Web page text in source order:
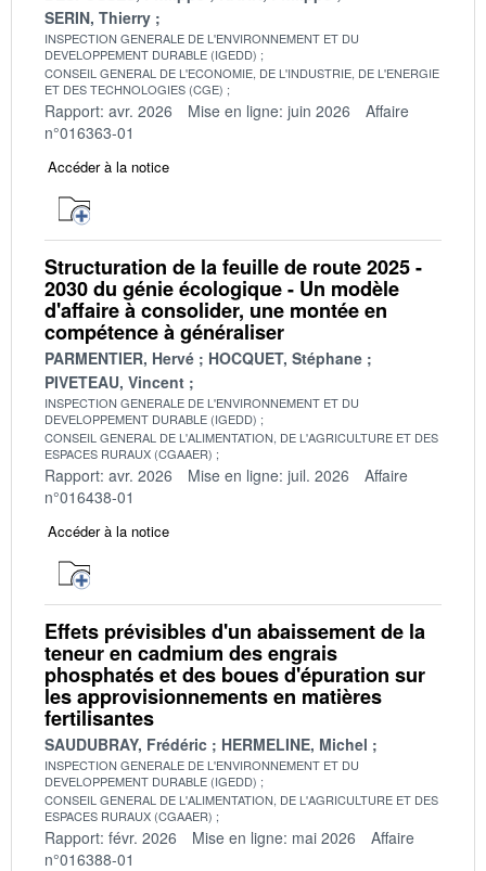
SERIN, Thierry
INSPECTION GENERALE DE L'ENVIRONNEMENT ET DU
DEVELOPPEMENT DURABLE (IGEDD)
CONSEIL GENERAL DE L'ECONOMIE, DE L'INDUSTRIE, DE L'ENERGIE
ET DES TECHNOLOGIES (CGE)
Rapport: avr. 2026 Mise en ligne: juin 2026
Affaire
n°016363-01
Accéder à la notice
Structuration de la feuille de route 2025 -
2030 du génie écologique - Un modèle
d'affaire à consolider, une montée en
compétence à généraliser
PARMENTIER, Hervé
HOCQUET, Stéphane
PIVETEAU, Vincent
INSPECTION GENERALE DE L'ENVIRONNEMENT ET DU
DEVELOPPEMENT DURABLE (IGEDD)
CONSEIL GENERAL DE L'ALIMENTATION, DE L'AGRICULTURE ET DES
ESPACES RURAUX (CGAAER)
Rapport: avr. 2026 Mise en ligne: juil. 2026
Affaire
n°016438-01
Accéder à la notice
Effets prévisibles d'un abaissement de la
teneur en cadmium des engrais
phosphatés et des boues d'épuration sur
les approvisionnements en matières
fertilisantes
SAUDUBRAY, Frédéric HERMELINE, Michel
INSPECTION GENERALE DE L'ENVIRONNEMENT ET DU
DEVELOPPEMENT DURABLE (IGEDD)
CONSEIL GENERAL DE L'ALIMENTATION, DE L'AGRICULTURE ET DES
ESPACES RURAUX (CGAAER)
Rapport: févr. 2026 Mise en ligne: mai 2026
Affaire
n°016388-01